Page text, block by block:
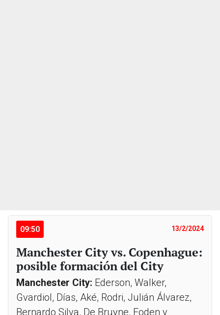
09:50 13/2/2024
Manchester City vs. Copenhague:
posible formación del City
Manchester City: Ederson, Walker,
Gvardiol, Días, Aké, Rodri, Julián Álvarez,
Bernardo Silva, De Bruyne, Foden y